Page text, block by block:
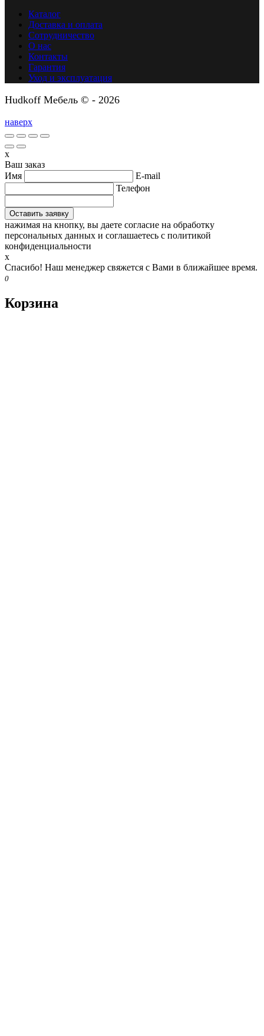
Каталог
Доставка и оплата
Сотрудничество
О нас
Контакты
Гарантия
Уход и эксплуатация
Hudkoff Мебель © - 2026
наверх
x
Ваш заказ
Имя
E-mail
Телефон
нажимая на кнопку, вы даете согласие на обработку
персональных данных и соглашаетесь c политикой
конфиденциальности
x
Спасибо! Наш менеджер свяжется с Вами в ближайшее время.
0
Корзина